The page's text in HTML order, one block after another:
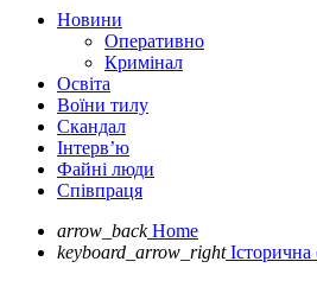
Новини
Оперативно
Кримінал
Освіта
Воїни тилу
Скандал
Інтерв’ю
Файні люди
Співпраця
arrow_back Home
keyboard_arrow_right